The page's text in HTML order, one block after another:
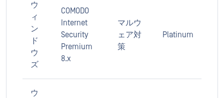
ウ
ィ
ン
ド
ウ
ズ
COMODO
Internet
Security
Premium
8.x
マルウ
ェア対
策
Platinum
ウ